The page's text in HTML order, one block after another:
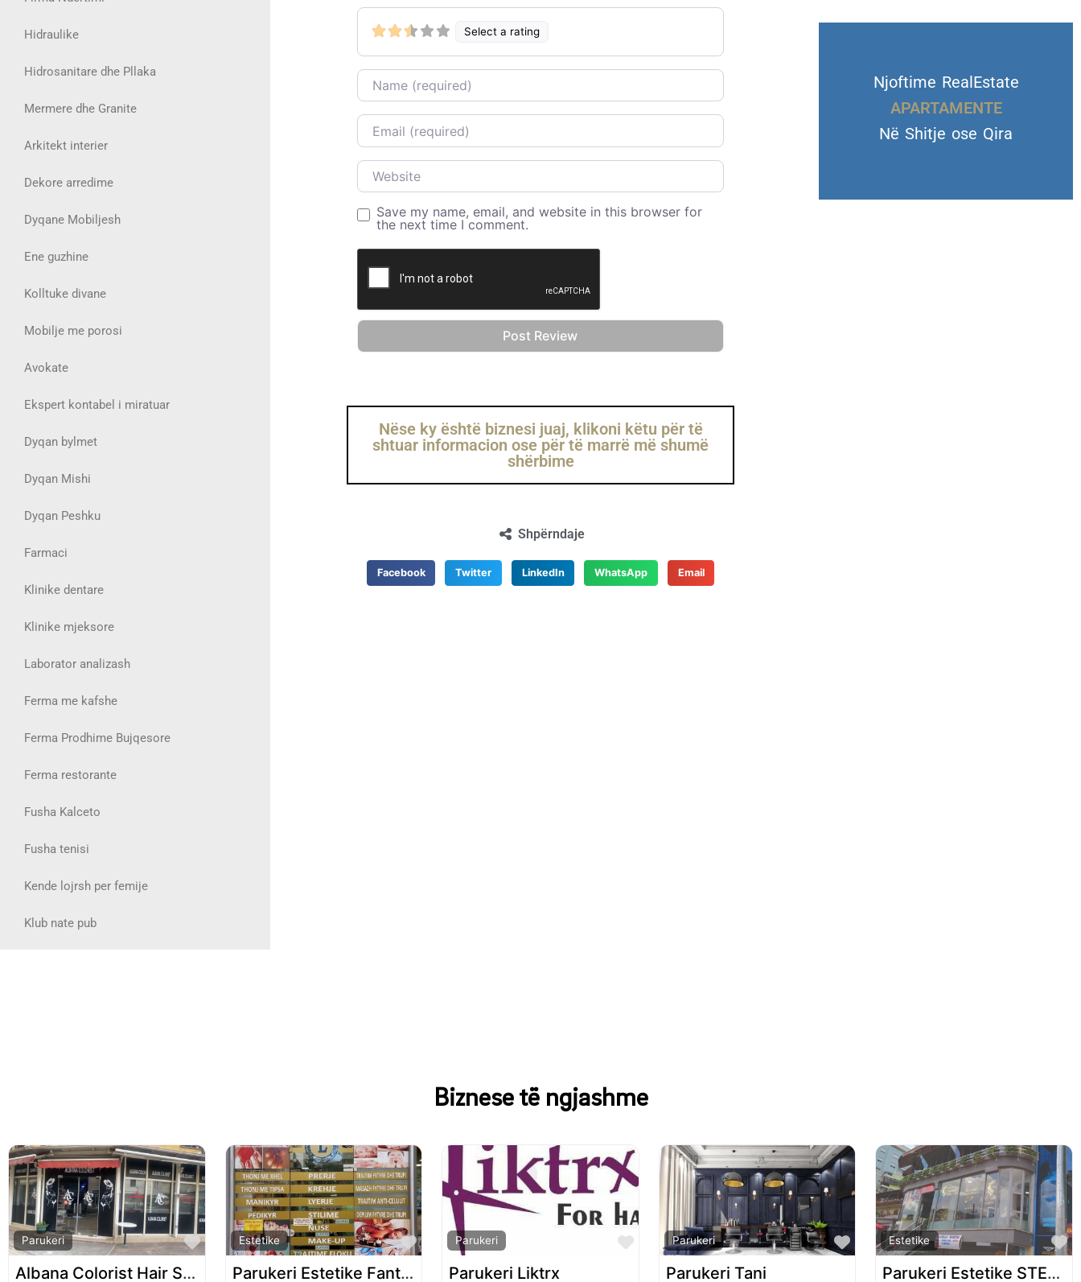
Hidraulike
Hidrosanitare dhe Pllaka
Mermere dhe Granite
Arkitekt interier
Dekore arredime
Dyqane Mobiljesh
Ene guzhine
Kolltuke divane
Mobilje me porosi
Avokate
Ekspert kontabel i miratuar
Dyqan bylmet
Dyqan Mishi
Dyqan Peshku
Farmaci
Klinike dentare
Klinike mjeksore
Laborator analizash
Ferma me kafshe
Ferma Prodhime Bujqesore
Ferma restorante
Fusha Kalceto
Fusha tenisi
Kende lojrsh per femije
Klub nate pub
Select a rating
Name
Email
Website
Save my name, email, and website in this browser for
the next time I comment.
Nëse ky është biznesi juaj, klikoni këtu për të
shtuar informacion ose për të marrë më shumë
shërbime
Shpërndaje
Facebook Twitter LinkedIn WhatsApp Email
Njoftime RealEstate
APARTAMENTE
VILA DHE TROJE
Në Shitje ose Qira
Biznese të ngjashme
Parukeri
Favorite
Albana Colorist Hair Salon
Estetike
Favorite
Parukeri Estetike Fantastik
Parukeri
Favorite
Parukeri Liktrx
Parukeri
Favorite
Parukeri Tani
Estetike
Parukeri Estetike STELA